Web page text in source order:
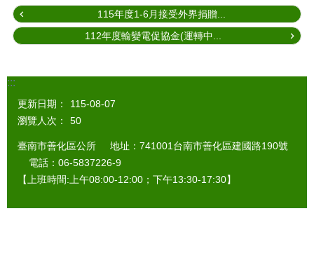
115年度1-6月接受外界捐贈...
112年度輸變電促協金(運轉中...
:::
更新日期：
115-08-07
瀏覽人次：
50
臺南市善化區公所 地址：741001台南市善化區建國路190號
電話：06-5837226-9
【上班時間:上午08:00-12:00；下午13:30-17:30】